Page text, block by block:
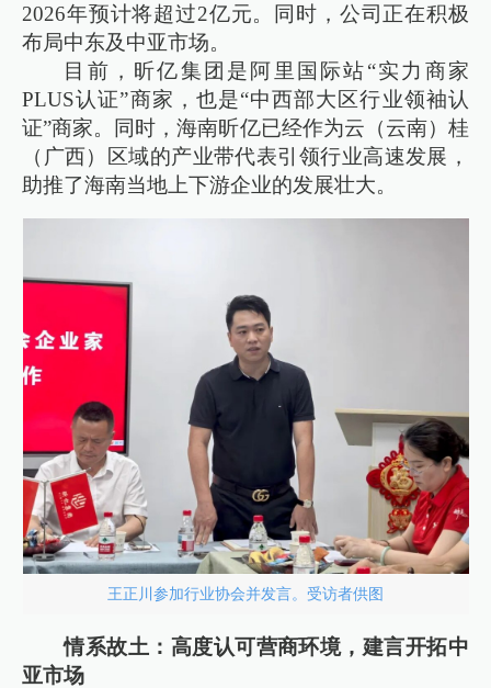
2026年预计将超过2亿元。同时，公司正在积极
布局中东及中亚市场。
目前，昕亿集团是阿里国际站“实力商家
PLUS认证”商家，也是“中西部大区行业领袖认
证”商家。同时，海南昕亿已经作为云（云南）桂
（广西）区域的产业带代表引领行业高速发展，
助推了海南当地上下游企业的发展壮大。
王正川参加行业协会并发言。受访者供图
情系故土：高度认可营商环境，建言开拓中
亚市场